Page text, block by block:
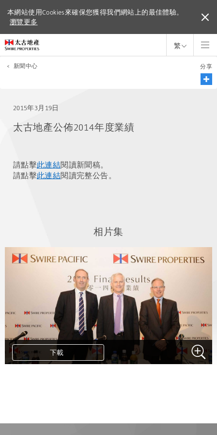
本網站使用Cookies來確保您獲得我們網站上的最佳體驗。
瀏覽更多
本網站使用Cookies來確保您獲得我們網站上的最佳體驗。
瀏覽更多
繁
< 新聞中心 分享
2015年3月19日
太古地產公佈2014年度業績
請點擊此連結閱讀新聞稿。
請點擊此連結閱讀完整公告。
相片集
下載